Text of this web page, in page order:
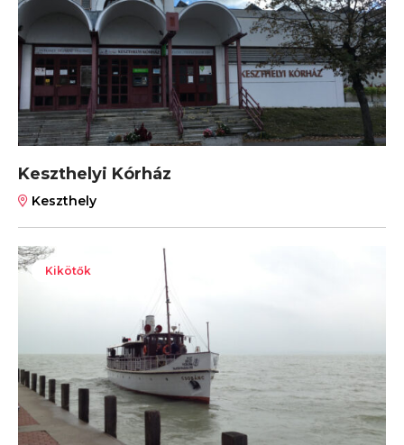
Keszthelyi Kórház
Keszthely
Kikötők